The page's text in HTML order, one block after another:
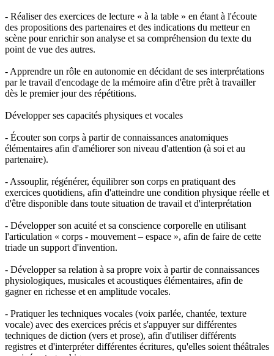
- Réaliser des exercices de lecture « à la table » en étant à l'écoute
des propositions des partenaires et des indications du metteur en
scène pour enrichir son analyse et sa compréhension du texte du
point de vue des autres.
- Apprendre un rôle en autonomie en décidant de ses interprétations
par le travail d'encodage de la mémoire afin d'être prêt à travailler
dès le premier jour des répétitions.
Développer ses capacités physiques et vocales
- Écouter son corps à partir de connaissances anatomiques
élémentaires afin d'améliorer son niveau d'attention (à soi et au
partenaire).
- Assouplir, régénérer, équilibrer son corps en pratiquant des
exercices quotidiens, afin d'atteindre une condition physique réelle et
d'être disponible dans toute situation de travail et d'interprétation
- Développer son acuité et sa conscience corporelle en utilisant
l'articulation « corps - mouvement – espace », afin de faire de cette
triade un support d'invention.
- Développer sa relation à sa propre voix à partir de connaissances
physiologiques, musicales et acoustiques élémentaires, afin de
gagner en richesse et en amplitude vocales.
- Pratiquer les techniques vocales (voix parlée, chantée, texture
vocale) avec des exercices précis et s'appuyer sur différentes
techniques de diction (vers et prose), afin d'utiliser différents
registres et d'interpréter différentes écritures, qu'elles soient théâtrales